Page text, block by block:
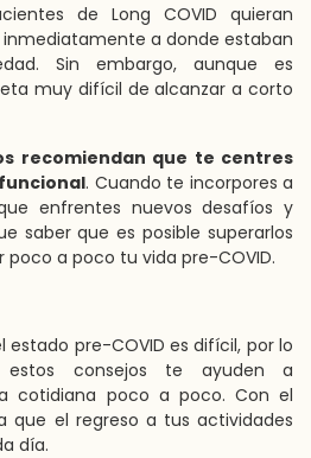
de Long COVID quieran
a donde estaban
Sin embargo, aunque es
muy difícil de alcanzar a corto
recomiendan que te centres
. Cuando te incorpores a
enfrentes nuevos desafíos y
saber que es posible superarlos
a poco tu vida pre-COVID.
estado pre-COVID es difícil, por lo
estos consejos te ayuden a
cotidiana poco a poco. Con el
que el regreso a tus actividades
día.